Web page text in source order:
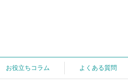
お役立ちコラム よくある質問